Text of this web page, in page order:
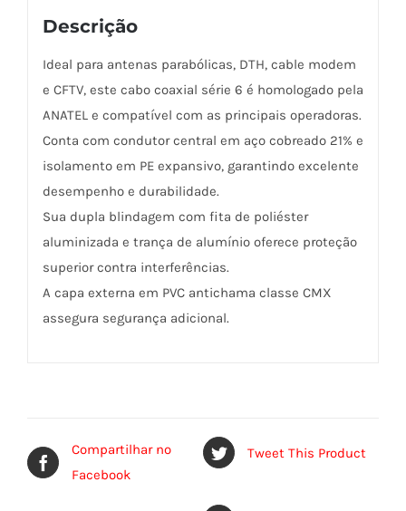
Descrição
Ideal para antenas parabólicas, DTH, cable modem
e CFTV, este cabo coaxial série 6 é homologado pela
ANATEL e compatível com as principais operadoras.
Conta com condutor central em aço cobreado 21% e
isolamento em PE expansivo, garantindo excelente
desempenho e durabilidade.
Sua dupla blindagem com fita de poliéster
aluminizada e trança de alumínio oferece proteção
superior contra interferências.
A capa externa em PVC antichama classe CMX
assegura segurança adicional.
Compartilhar no
Facebook
Tweet This Product